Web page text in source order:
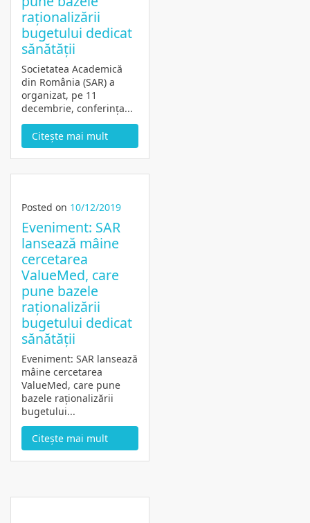
raționalizării
bugetului dedicat
sănătății
Societatea Academică
din România (SAR) a
organizat, pe 11
decembrie, conferința...
Citește mai mult
Posted on 10/12/2019
Eveniment: SAR
lansează mâine
cercetarea
ValueMed, care
pune bazele
raționalizării
bugetului dedicat
sănătății
Eveniment: SAR lansează
mâine cercetarea
ValueMed, care pune
bazele raționalizării
bugetului...
Citește mai mult